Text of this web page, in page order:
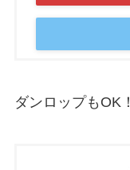
ダンロップもOK！